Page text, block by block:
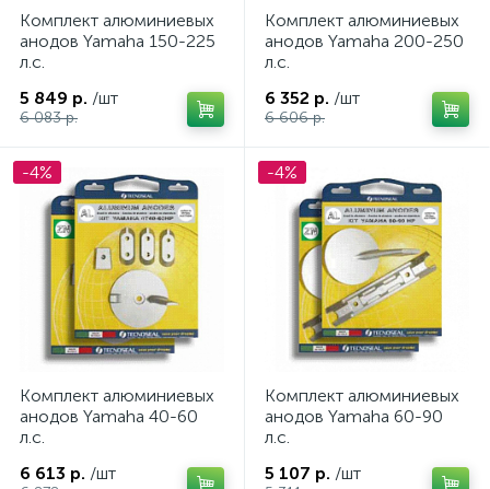
Комплект алюминиевых
анодов Yamaha 150-225
л.с.
5 849 р. /шт
6 083 р.
Комплект алюминиевых
анодов Yamaha 200-250
л.с.
6 352 р. /шт
6 606 р.
-4%
Комплект алюминиевых
анодов Yamaha 40-60
л.с.
6 613 р. /шт
-4%
Комплект алюминиевых
анодов Yamaha 60-90
л.с.
5 107 р. /шт